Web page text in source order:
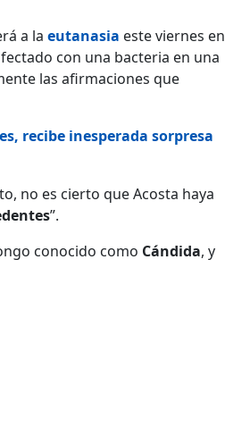
a la eutanasia este viernes en
con una bacteria en una
las afirmaciones que
recibe inesperada sorpresa
no es cierto que Acosta haya
”.
conocido como Cándida, y